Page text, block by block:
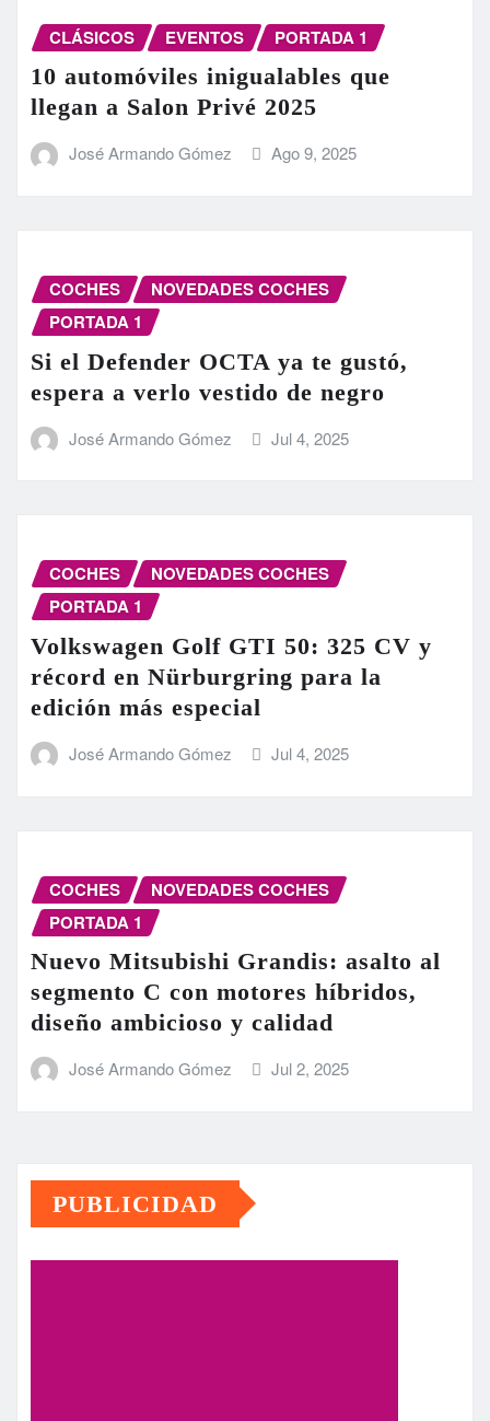
CLÁSICOS EVENTOS PORTADA 1
10 automóviles inigualables que
llegan a Salon Privé 2025
José Armando Gómez Ago 9, 2025
COCHES
NOVEDADES COCHES
PORTADA 1
Si el Defender OCTA ya te gustó,
espera a verlo vestido de negro
José Armando Gómez Jul 4, 2025
COCHES
NOVEDADES COCHES
PORTADA 1
Volkswagen Golf GTI 50: 325 CV y
récord en Nürburgring para la
edición más especial
José Armando Gómez Jul 4, 2025
COCHES
NOVEDADES COCHES
PORTADA 1
Nuevo Mitsubishi Grandis: asalto al
segmento C con motores híbridos,
diseño ambicioso y calidad
José Armando Gómez Jul 2, 2025
PUBLICIDAD